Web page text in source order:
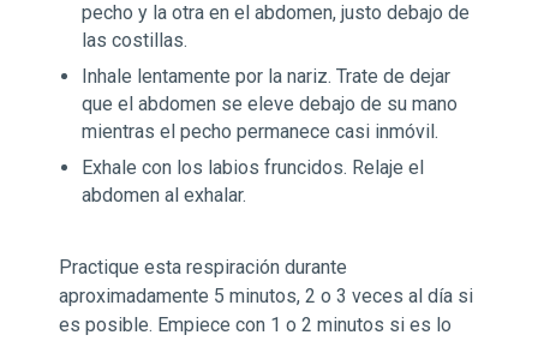
pecho y la otra en el abdomen, justo debajo de
las costillas.
Inhale lentamente por la nariz. Trate de dejar
que el abdomen se eleve debajo de su mano
mientras el pecho permanece casi inmóvil.
Exhale con los labios fruncidos. Relaje el
abdomen al exhalar.
Practique esta respiración durante
aproximadamente 5 minutos, 2 o 3 veces al día si
es posible. Empiece con 1 o 2 minutos si es lo